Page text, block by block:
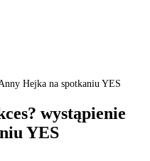
Hejka na spotkaniu YES
wystąpienie
YES